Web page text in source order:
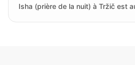
Isha (prière de la nuit) à Tržič est